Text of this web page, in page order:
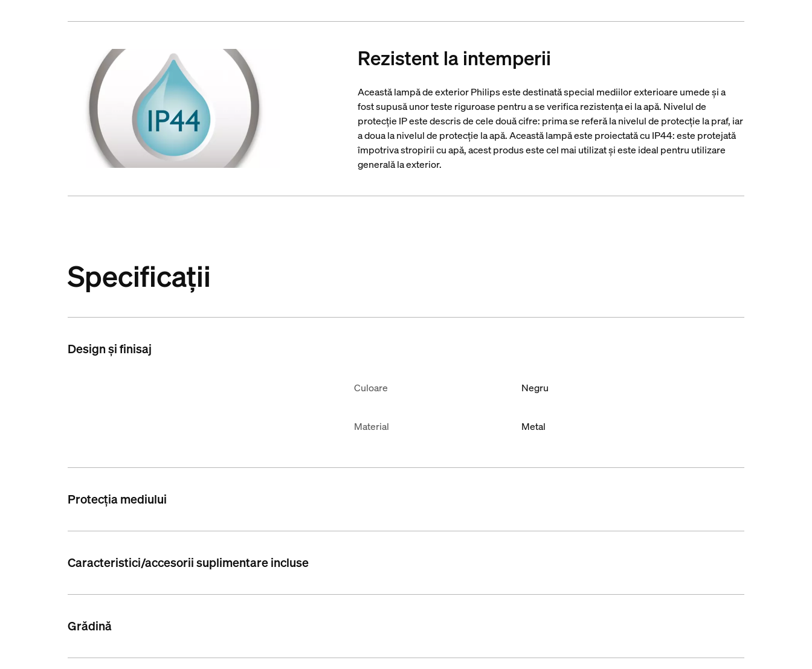
Rezistent la intemperii
Această lampă de exterior Philips este destinată special mediilor exterioare umede și a
fost supusă unor teste riguroase pentru a se verifica rezistența ei la apă. Nivelul de
protecție IP este descris de cele două cifre: prima se referă la nivelul de protecție la praf, iar
a doua la nivelul de protecție la apă. Această lampă este proiectată cu IP44: este protejată
împotriva stropirii cu apă, acest produs este cel mai utilizat și este ideal pentru utilizare
generală la exterior.
Specificații
Design și finisaj
Culoare Negru
Material Metal
Protecția mediului
Caracteristici/accesorii suplimentare incluse
Grădină